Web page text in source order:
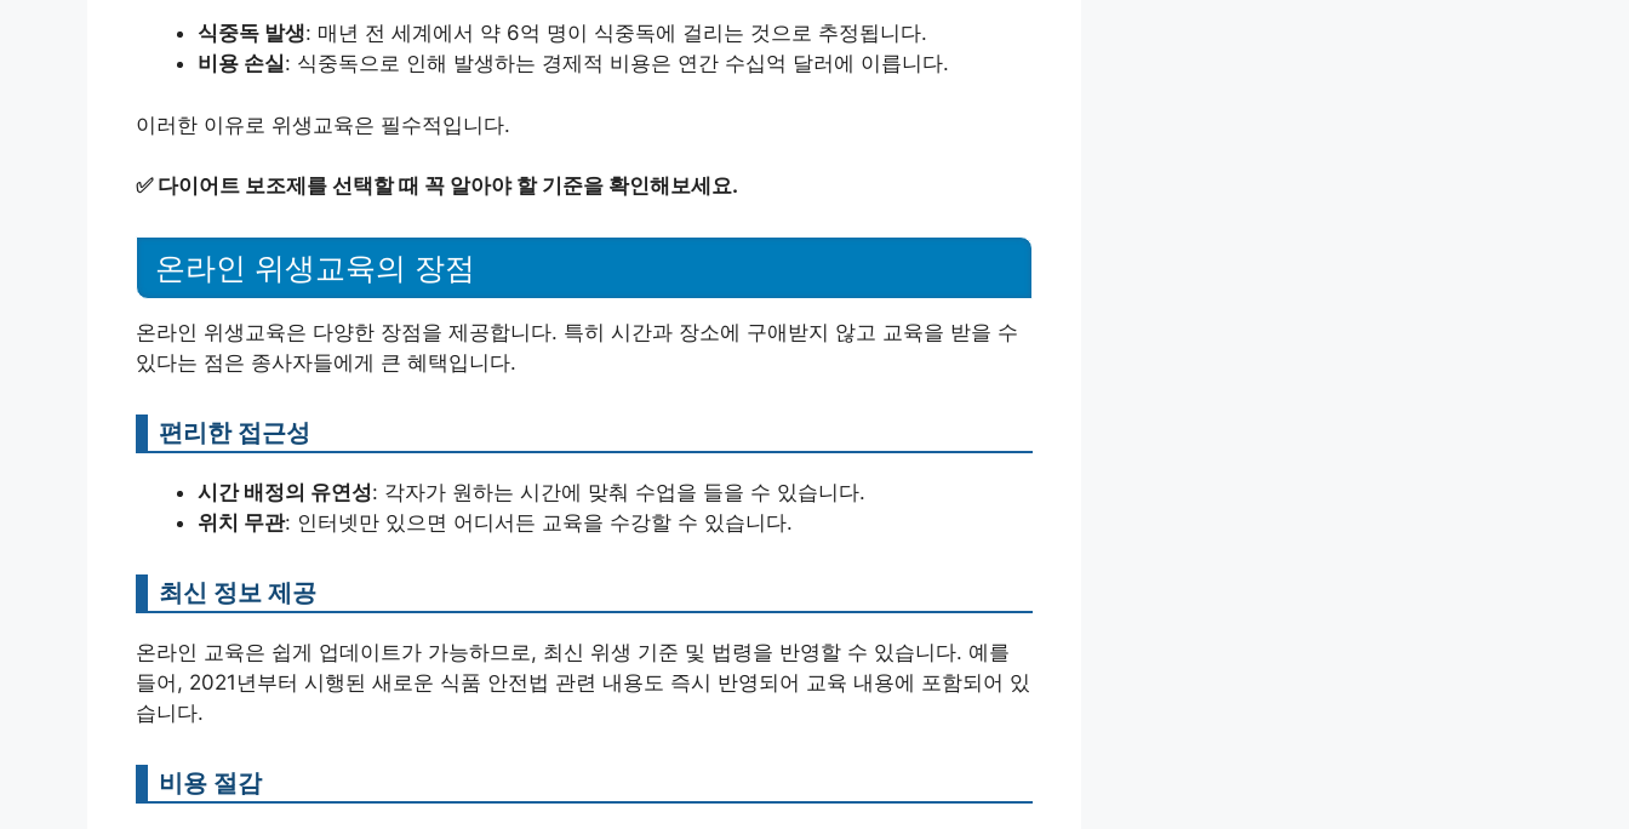
식중독 발생: 매년 전 세계에서 약 6억 명이 식중독에 걸리는 것으로 추정됩니다.
비용 손실: 식중독으로 인해 발생하는 경제적 비용은 연간 수십억 달러에 이릅니다.
이러한 이유로 위생교육은 필수적입니다.
✅ 다이어트 보조제를 선택할 때 꼭 알아야 할 기준을 확인해보세요.
온라인 위생교육의 장점
온라인 위생교육은 다양한 장점을 제공합니다. 특히 시간과 장소에 구애받지 않고 교육을 받을 수
있다는 점은 종사자들에게 큰 혜택입니다.
편리한 접근성
시간 배정의 유연성: 각자가 원하는 시간에 맞춰 수업을 들을 수 있습니다.
위치 무관: 인터넷만 있으면 어디서든 교육을 수강할 수 있습니다.
최신 정보 제공
온라인 교육은 쉽게 업데이트가 가능하므로, 최신 위생 기준 및 법령을 반영할 수 있습니다. 예를
들어, 2021년부터 시행된 새로운 식품 안전법 관련 내용도 즉시 반영되어 교육 내용에 포함되어 있
습니다.
비용 절감